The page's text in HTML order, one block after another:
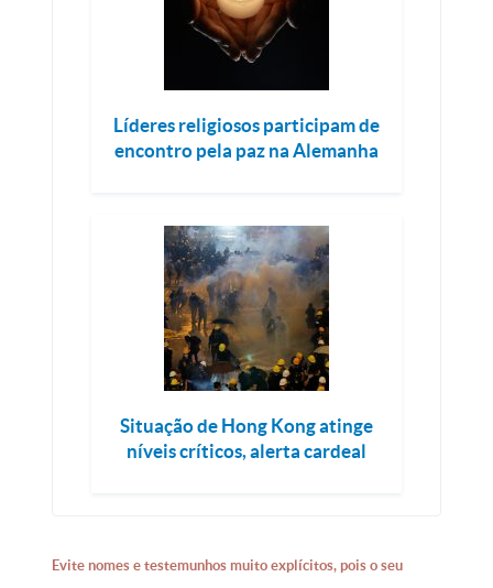
Líderes religiosos participam de
encontro pela paz na Alemanha
Situação de Hong Kong atinge
níveis críticos, alerta cardeal
Evite nomes e testemunhos muito explícitos, pois o seu